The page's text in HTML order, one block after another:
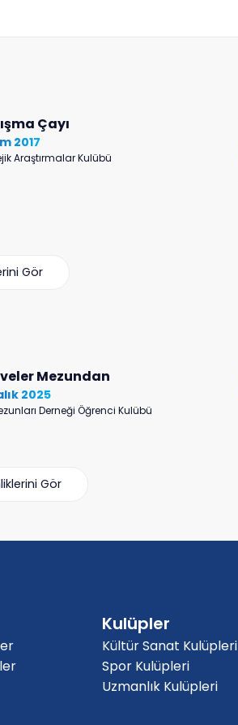
Çayı
2017
Araştırmalar Kulübü
Gör
Mezundan
2025
Derneği Öğrenci Kulübü
Gör
Kulüpler
Kültür Sanat Kulüpleri
Spor Kulüpleri
Uzmanlık Kulüpleri